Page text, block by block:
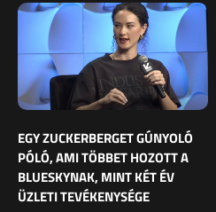
EGY ZUCKERBERGET GÚNYOLÓ
PÓLÓ, AMI TÖBBET HOZOTT A
BLUESKYNAK, MINT KÉT ÉV
ÜZLETI TEVÉKENYSÉGE